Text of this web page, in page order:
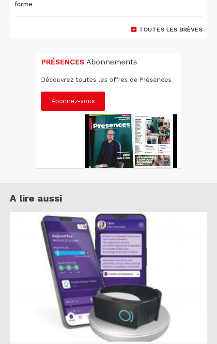
forme
TOUTES LES BRÈVES
PRÉSENCES Abonnements
Découvrez toutes les offres de Présences
Abonnez-vous
A lire aussi